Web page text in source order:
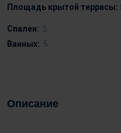
Площадь крытой террасы:
Спален: 5
Ванных: 5
Описание